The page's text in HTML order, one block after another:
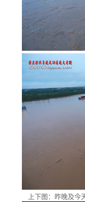
上下图：昨晚及今